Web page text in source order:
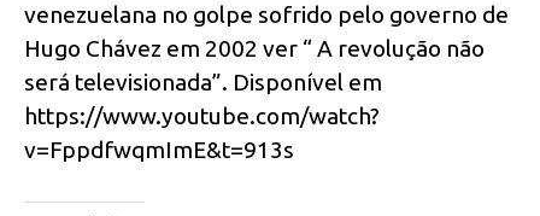
venezuelana no golpe sofrido pelo governo de
Hugo Chávez em 2002 ver “ A revolução não
será televisionada”. Disponível em
https://www.youtube.com/watch?
v=FppdfwqmImE&t=913s